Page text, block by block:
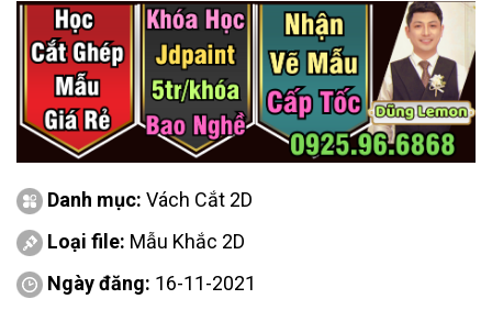
Danh mục: Vách Cắt 2D
Loại file: Mẫu Khắc 2D
Ngày đăng: 16-11-2021